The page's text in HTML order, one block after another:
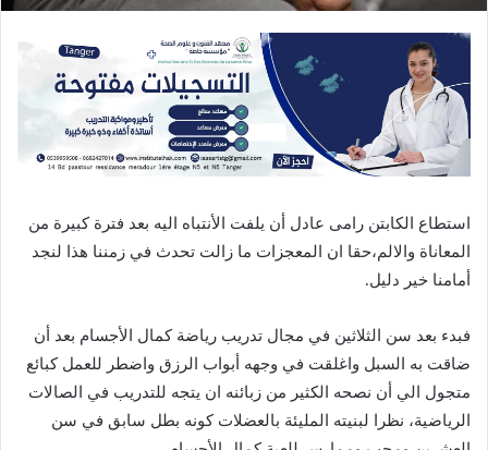
استطاع الكابتن رامى عادل أن يلفت الأنتباه اليه بعد فترة كبيرة من
المعاناة والالم،حقا ان المعجزات ما زالت تحدث في زمننا هذا لنجد
أمامنا خير دليل.
فبدء بعد سن الثلاثين في مجال تدريب رياضة كمال الأجسام بعد أن
ضاقت به السبل واغلقت في وجهه أبواب الرزق واضطر للعمل كبائع
متجول الي أن نصحه الكثير من زبائنه ان يتجه للتدريب في الصالات
الرياضية، نظرا لبنيته المليئة بالعضلات كونه بطل سابق في سن